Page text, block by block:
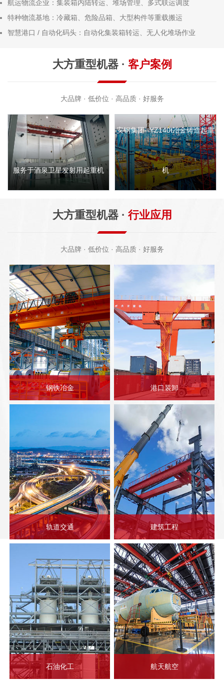
航运物流企业 ：集装箱内陆转运、堆场管理、多式联运调度
特种物流基地 ：冷藏箱、危险品箱、大型构件等重载搬运
智慧港口 / 自动化码头 ：自动化集装箱转运、无人化堆场作业
大方重型机器 · 客户案例
大品牌 · 低价位 · 高品质 · 好服务
服务于酒泉卫星发射用起重机
安钢集团--YZ140t冶金铸造起重
机
大方重型机器 · 行业应用
大品牌 · 低价位 · 高品质 · 好服务
钢铁冶金 港口装卸
轨道交通 建筑工程
石油化工 航天航空